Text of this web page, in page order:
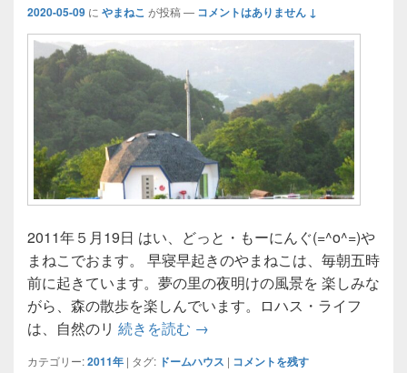
2020-05-09 に やまねこ が投稿 — コメントはありません ↓
2011年５月19日 はい、どっと・もーにんぐ(=^o^=)や
まねこでおます。 早寝早起きのやまねこは、毎朝五時
前に起きています。夢の里の夜明けの風景を 楽しみな
がら、森の散歩を楽しんでいます。ロハス・ライフ
は、自然のリ 続きを読む ドーム・ハウスの光と陰２
→
カテゴリー:2011年 | タグ: ドームハウス | コメントを残す